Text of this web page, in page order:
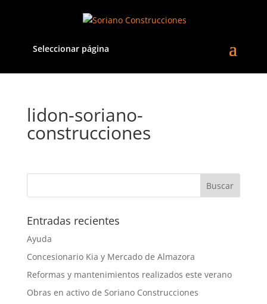
Seleccionar página
lidon-soriano-
construcciones
Entradas recientes
Ayuda
Concesionario Kia y Mercado de Almazora
Reformas y mantenimientos realizados este verano
Obras en activo de Soriano Construcciones